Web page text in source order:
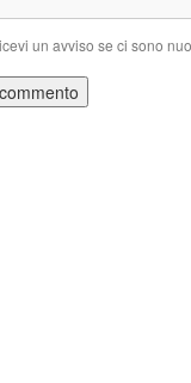
un avviso se ci sono